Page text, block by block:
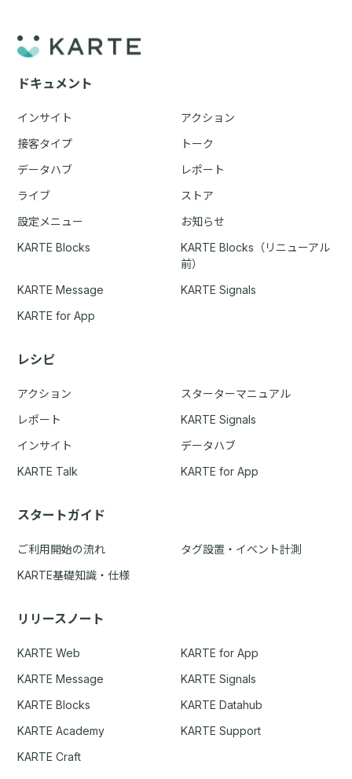
ドキュメント
インサイト
アクション
接客タイプ
トーク
データハブ
レポート
ライブ
ストア
設定メニュー
お知らせ
KARTE Blocks
KARTE Blocks（リニューアル
前）
KARTE Message
KARTE Signals
KARTE for App
レシピ
アクション
スターターマニュアル
レポート
KARTE Signals
インサイト
データハブ
KARTE Talk
KARTE for App
スタートガイド
ご利用開始の流れ
タグ設置・イベント計測
KARTE基礎知識・仕様
リリースノート
KARTE Web
KARTE for App
KARTE Message
KARTE Signals
KARTE Blocks
KARTE Datahub
KARTE Academy
KARTE Support
KARTE Craft